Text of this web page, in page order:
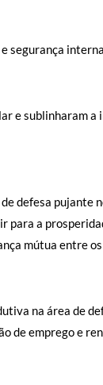
segurança
e sublinharam
defesa pujante
para a
mútua entre
na área de
de emprego e